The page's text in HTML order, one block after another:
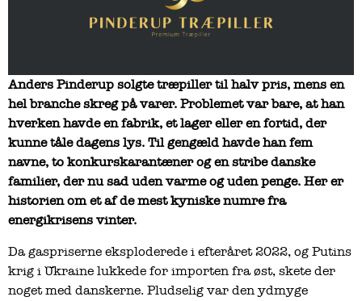
Anders Pinderup solgte træpiller til halv pris, mens en
hel branche skreg på varer. Problemet var bare, at han
hverken havde en fabrik, et lager eller en fortid, der
kunne tåle dagens lys. Til gengæld havde han fem
navne, to konkurskarantæner og en stribe danske
familier, der nu sad uden varme og uden penge. Her er
historien om et af de mest kyniske numre fra
energikrisens vinter.
Da gaspriserne eksploderede i efteråret 2022, og Putins
krig i Ukraine lukkede for importen fra øst, skete der
noget med danskerne. Pludselig var den ydmyge